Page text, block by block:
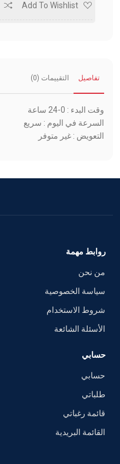
Add To Wishlist
تفاصيل التقييمات (0)
وقت البدء : 0-24 ساعة
السرعة في اليوم : سريع
التعويض : غير متوفر
روابط مهمة
من نحن
سياسة الخصوصية
شروط الاستخدام
الأسئلة الشائعة
حسابي
حسابي
طلباتي
قائمة رغباتي
القائمة البريدية